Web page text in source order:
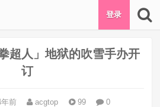
登录
超人」地狱的吹雪手办开
订
前 acgtop 99 0